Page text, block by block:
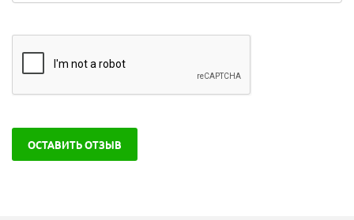
ОСТАВИТЬ ОТЗЫВ